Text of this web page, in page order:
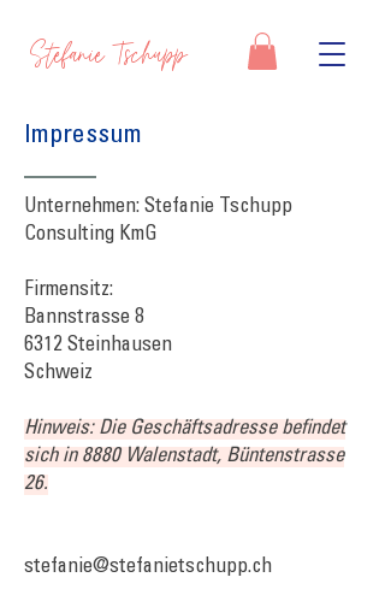
Stefanie Tschupp
Impressum
Unternehmen: Stefanie Tschupp
Consulting KmG
Firmensitz:
Bannstrasse 8
6312 Steinhausen
Schweiz
Hinweis: Die Geschäftsadresse befindet
sich in 8880 Walenstadt, Büntenstrasse
26.
stefanie@stefanietschupp.ch